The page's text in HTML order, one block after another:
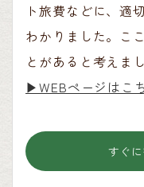
ト旅費などに、適
わかりました。こ
とがあると考えまし
▶︎WEBページはこ
すぐ